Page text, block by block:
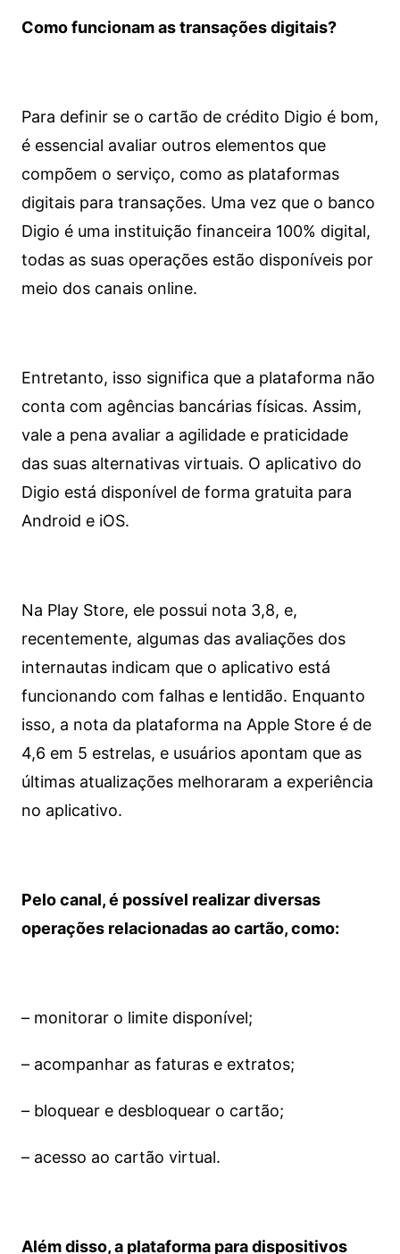
Como funcionam as transações digitais?
Para definir se o cartão de crédito Digio é bom,
é essencial avaliar outros elementos que
compõem o serviço, como as plataformas
digitais para transações. Uma vez que o banco
Digio é uma instituição financeira 100% digital,
todas as suas operações estão disponíveis por
meio dos canais online.
Entretanto, isso significa que a plataforma não
conta com agências bancárias físicas. Assim,
vale a pena avaliar a agilidade e praticidade
das suas alternativas virtuais. O aplicativo do
Digio está disponível de forma gratuita para
Android e iOS.
Na Play Store, ele possui nota 3,8, e,
recentemente, algumas das avaliações dos
internautas indicam que o aplicativo está
funcionando com falhas e lentidão. Enquanto
isso, a nota da plataforma na Apple Store é de
4,6 em 5 estrelas, e usuários apontam que as
últimas atualizações melhoraram a experiência
no aplicativo.
Pelo canal, é possível realizar diversas
operações relacionadas ao cartão, como:
– monitorar o limite disponível;
– acompanhar as faturas e extratos;
– bloquear e desbloquear o cartão;
– acesso ao cartão virtual.
Além disso, a plataforma para dispositivos